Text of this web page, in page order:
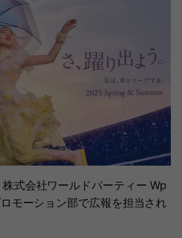
式会社ワールドパーティー Wp
モーション部で広報を担当され